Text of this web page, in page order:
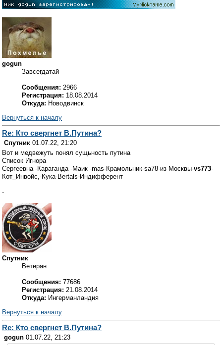
gogun
Завсегдатай
Сообщения: 2966
Регистрация: 18.08.2014
Откуда: Новодвинск
Вернуться к началу
Re: Кто свергнет В.Путина?
Спутник 01.07.22, 21:20
Вот и медвежуть понял сущьность путина
Список Игнора
Сергеевна -Караганда -Маик -mas-Крамольник-sa78-из Москвы-vs773-
Кот_Инвойс,-Кука-Bertals-Индифферент
-
Спутник
Ветеран
Сообщения: 77686
Регистрация: 21.08.2014
Откуда: Ингерманландия
Вернуться к началу
Re: Кто свергнет В.Путина?
gogun 01.07.22, 21:23